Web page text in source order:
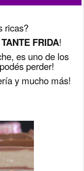
ricas?
TANTE FRIDA!
es uno de los
perder!
y mucho más!